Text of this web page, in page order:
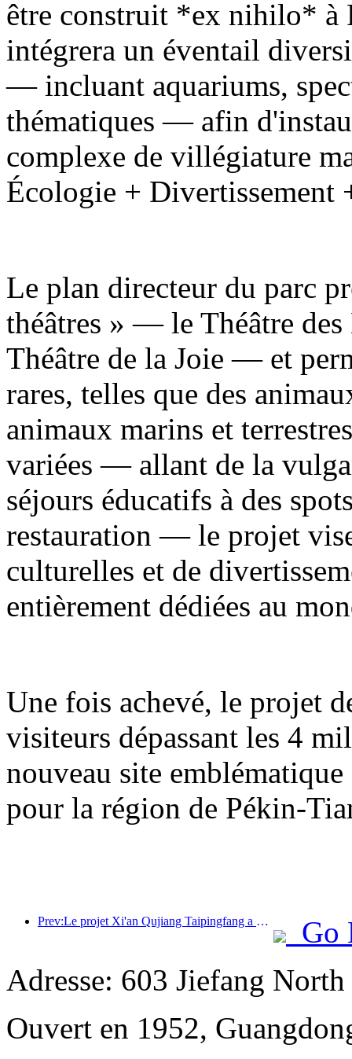
être construit *ex nihilo* à
intégrera un éventail
— incluant aquariums,
thématiques — afin
complexe de villégiature
Écologie + Divertissement
Le plan directeur du parc
théâtres » — le Théâtre
Théâtre de la Joie — et
rares, telles que des
animaux marins et
variées — allant de la
séjours éducatifs à des
restauration — le projet
culturelles et de
entièrement dédiées au
Une fois achevé, le projet
visiteurs dépassant les 4
nouveau site
pour la région de Pékin-
Prev:Le projet Xi'an Qujiang Taipingfang a officiellement débuté sa construction, avec une superficie totale de 137 000 mètres carrés.
Go
Adresse: 603 Jiefang
Ouvert en 1952,